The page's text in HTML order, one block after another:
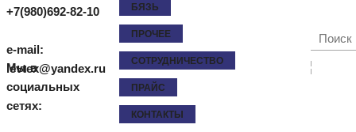
+7(980)692-82-10
e-mail:
levtex@yandex.ru
Мы в
социальных
сетях:
БЯЗЬ
ПРОЧЕЕ
СОТРУДНИЧЕСТВО
ПРАЙС
КОНТАКТЫ